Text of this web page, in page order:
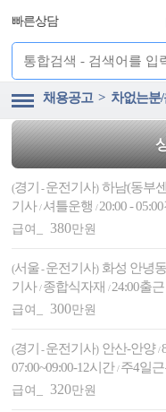
빠른상담
채용공고 > 차없는분
(경기 -운전기사) 하남(동부
기사/ 셔틀운행/ 20:00 -
급여_ 380만원
(서울-운전기사) 화성 안녕
기사/ 종합식자재/ 24:00출
급여_ 300만원
(경기 -운전기사) 안산-안양/
07:00~09:00-12시간/ 주4일
급여_ 320만원